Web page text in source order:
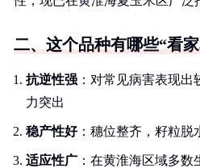
二、这个品种有哪些“看
抗逆性强 ：对常见病害表现
力突出
稳产性好：穗位整齐，籽粒脱
适应性广 ：在黄淮海区域多数